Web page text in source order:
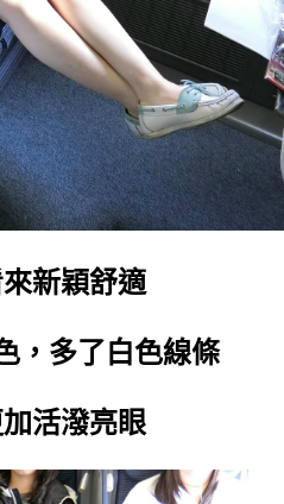
新穎舒適
，多了白色線條
活潑亮眼